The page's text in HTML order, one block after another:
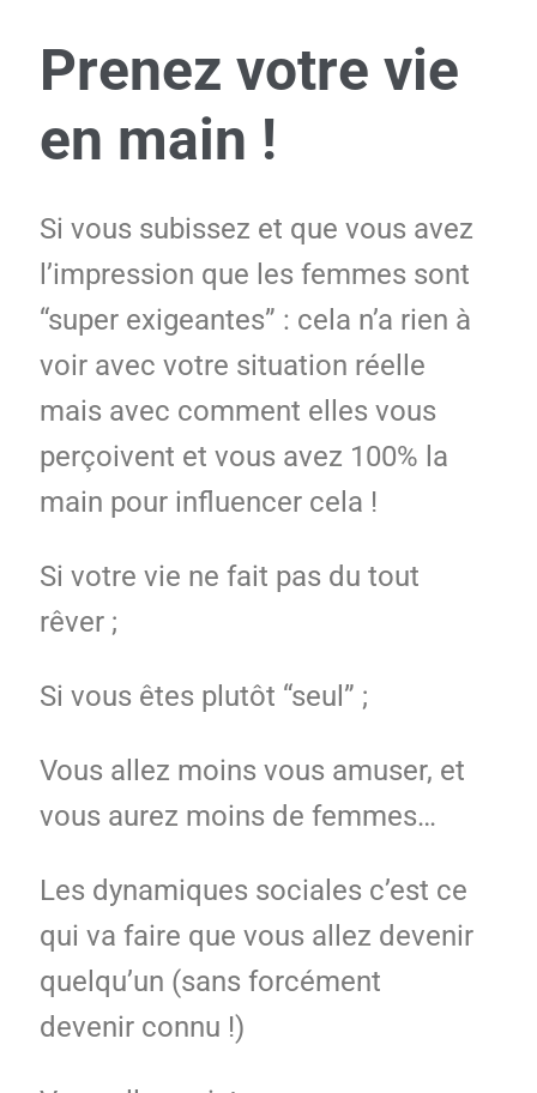
Prenez votre vie
en main !
Si vous subissez et que vous avez
l’impression que les femmes sont
“super exigeantes” : cela n’a rien à
voir avec votre situation réelle
mais avec comment elles vous
perçoivent et vous avez 100% la
main pour influencer cela !
Si votre vie ne fait pas du tout
rêver ;
Si vous êtes plutôt “seul” ;
Vous allez moins vous amuser, et
vous aurez moins de femmes…
Les dynamiques sociales c’est ce
qui va faire que vous allez devenir
quelqu’un (sans forcément
devenir connu !)